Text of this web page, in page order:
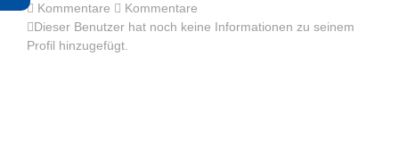
Kommentare
Kommentare
Dieser Benutzer hat noch keine Informationen zu seinem
Profil hinzugefügt.